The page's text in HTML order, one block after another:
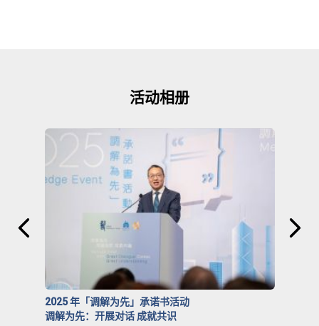
活动相册
2025 年「调解为先」承诺书活动
调解为先：开展对话 成就共识